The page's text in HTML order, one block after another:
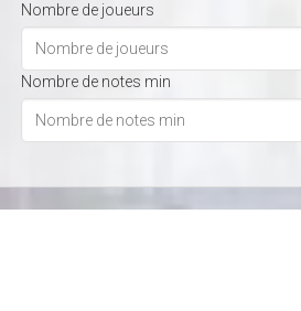
Nombre de joueurs
Nombre de notes min